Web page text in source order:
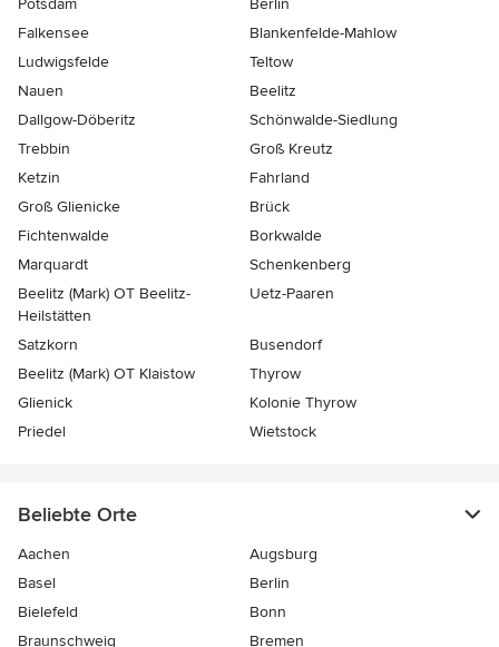
Falkensee
Blankenfelde-Mahlow
Ludwigsfelde
Teltow
Nauen
Beelitz
Dallgow-Döberitz
Schönwalde-Siedlung
Trebbin
Groß Kreutz
Ketzin
Fahrland
Groß Glienicke
Brück
Fichtenwalde
Borkwalde
Marquardt
Schenkenberg
Beelitz (Mark) OT Beelitz-
Heilstätten
Uetz-Paaren
Satzkorn
Busendorf
Beelitz (Mark) OT Klaistow
Thyrow
Glienick
Kolonie Thyrow
Priedel
Wietstock
Beliebte Orte
Aachen
Augsburg
Basel
Berlin
Bielefeld
Bonn
Braunschweig
Bremen